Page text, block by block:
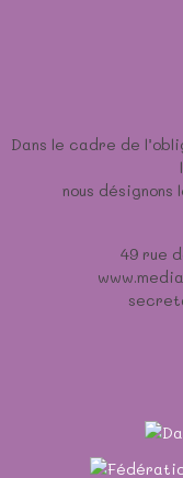
Dans le cadre de
nous
49 rue